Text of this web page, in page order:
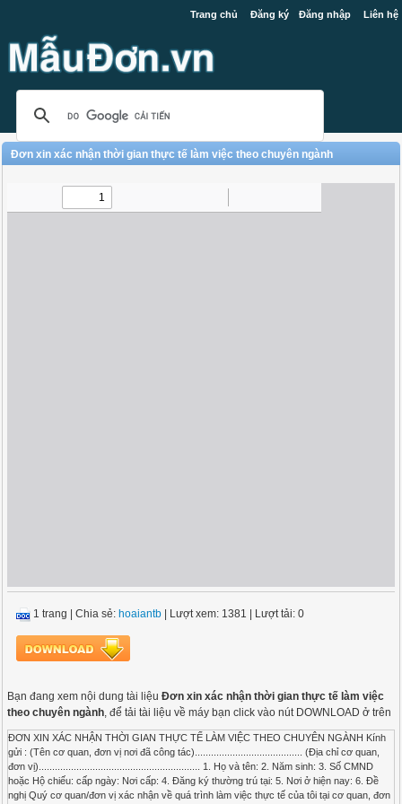
Trang chủ Đăng ký Đăng nhập Liên hệ
Đơn xin xác nhận thời gian thực tế làm việc theo chuyên ngành
1 trang |Chia sẻ: hoaiantb | Lượt xem: 1381 | Lượt tải: 0
Bạn đang xem nội dung tài liệuĐơn xin xác nhận thời gian thực tế làm việc
theo chuyên ngành, để tải tài liệu về máy bạn click vào nút DOWNLOAD ở trên
ĐƠN XIN XÁC NHẬN THỜI GIAN THỰC TẾ LÀM VIỆC THEO CHUYÊN NGÀNH Kính
gửi : (Tên cơ quan, đơn vị nơi đã công tác)........................................ (Địa chỉ cơ quan,
đơn vị)............................................................ 1. Họ và tên: 2. Năm sinh: 3. Số CMND
hoặc Hộ chiếu: cấp ngày: Nơi cấp: 4. Đăng ký thường trú tại: 5. Nơi ở hiện nay: 6. Đề
nghị Quý cơ quan/đơn vị xác nhận về quá trình làm việc thực tế của tôi tại cơ quan, đơn